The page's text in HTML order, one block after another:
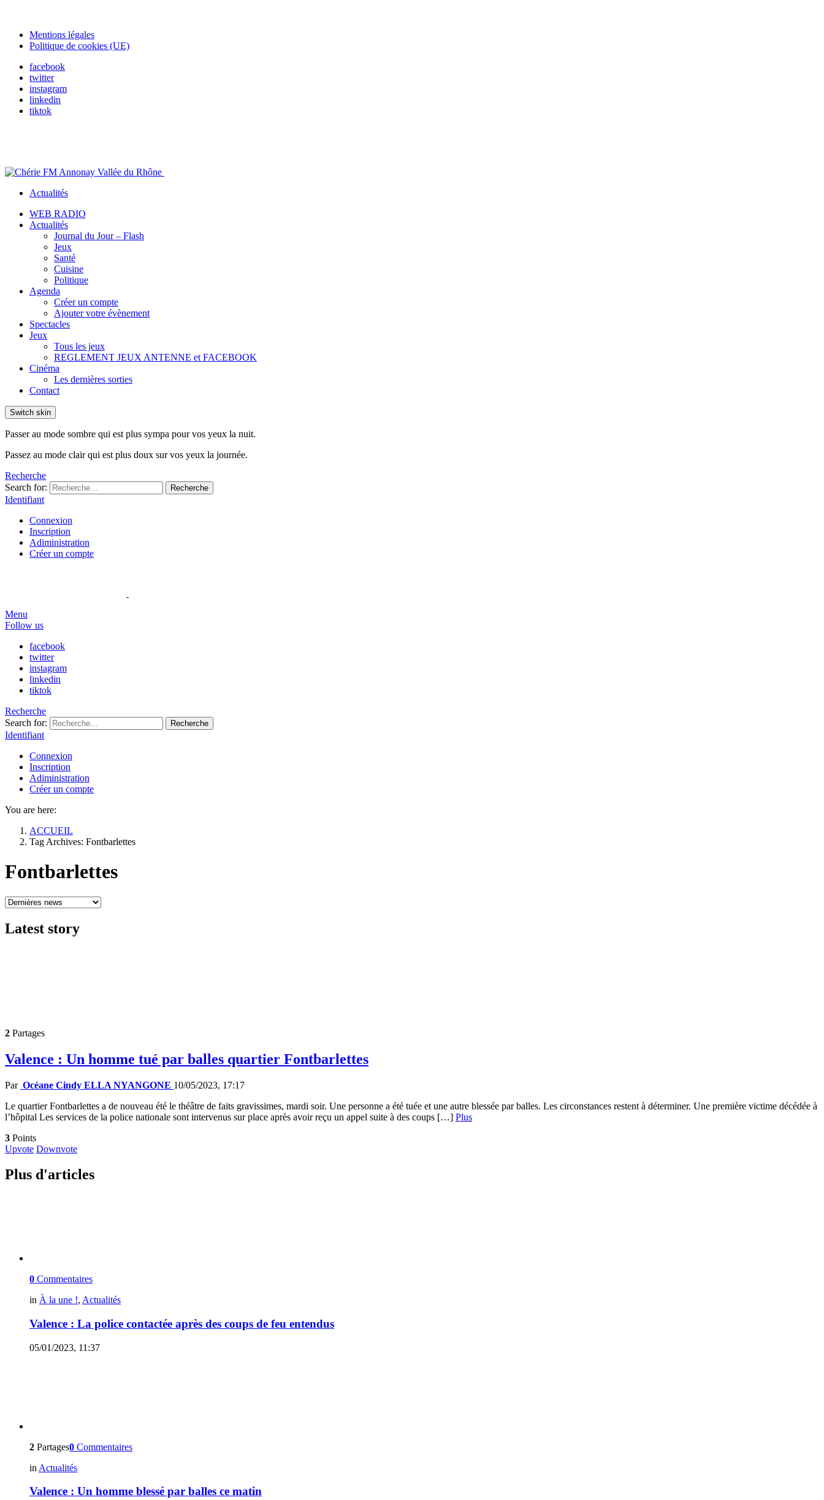
Mentions légales
Politique de cookies (UE)
facebook
twitter
instagram
linkedin
tiktok
Actualités
WEB RADIO
Actualités
Journal du Jour – Flash
Jeux
Santé
Cuisine
Politique
Agenda
Créer un compte
Ajouter votre évènement
Spectacles
Jeux
Tous les jeux
REGLEMENT JEUX ANTENNE et FACEBOOK
Cinéma
Les dernières sorties
Contact
Switch skin
Passer au mode sombre qui est plus sympa pour vos yeux la nuit.
Passez au mode clair qui est plus doux sur vos yeux la journée.
Recherche
Search for:
Recherche
Identifiant
Connexion
Inscription
Adiministration
Créer un compte
Menu
Follow us
facebook
twitter
instagram
linkedin
tiktok
Recherche
Search for:
Recherche
Identifiant
Connexion
Inscription
Adiministration
Créer un compte
You are here:
ACCUEIL
Tag Archives: Fontbarlettes
Fontbarlettes
Latest story
2 Partages
Valence : Un homme tué par balles quartier Fontbarlettes
Par Océane Cindy ELLA NYANGONE 10/05/2023, 17:17
Le quartier Fontbarlettes a de nouveau été le théâtre de faits gravissimes, mardi soir. Une personne a été tuée et une autre blessée par balles. Les circonstances restent à déterminer. Une première victime décédée à
l’hôpital Les services de la police nationale sont intervenus sur place après avoir reçu un appel suite à des coups […] Plus
3 Points
Upvote Downvote
Plus d'articles
0 Commentaires
in À la une !, Actualités
Valence : La police contactée après des coups de feu entendus
05/01/2023, 11:37
2 Partages0 Commentaires
in Actualités
Valence : Un homme blessé par balles ce matin